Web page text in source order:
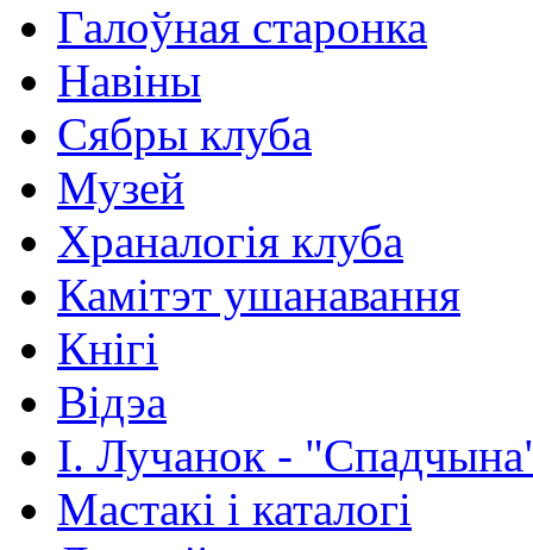
Галоўная старонка
Навіны
Сябры клуба
Музей
Храналогія клуба
Камітэт ушанавання
Кнігі
Відэа
І. Лучанок -
Мастакі i каталогi